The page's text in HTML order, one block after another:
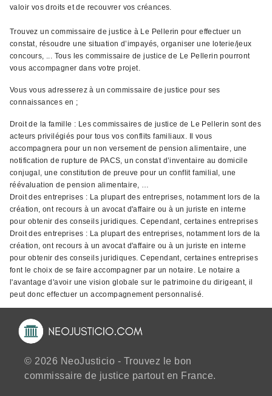
valoir vos droits et de recouvrer vos créances.
Trouvez un commissaire de justice à Le Pellerin pour effectuer un
constat, résoudre une situation d’impayés, organiser une loterie/jeux
concours, ... Tous les commissaire de justice de Le Pellerin pourront
vous accompagner dans votre projet.
Vous vous adresserez à un commissaire de justice pour ses
connaissances en ;
Droit de la famille : Les commissaires de justice de Le Pellerin sont des
acteurs privilégiés pour tous vos conflits familiaux. Il vous
accompagnera pour un non versement de pension alimentaire, une
notification de rupture de PACS, un constat d’inventaire au domicile
conjugal, une constitution de preuve pour un conflit familial, une
réévaluation de pension alimentaire, …
Droit des entreprises : La plupart des entreprises, notamment lors de la
création, ont recours à un avocat d'affaire ou à un juriste en interne
pour obtenir des conseils juridiques. Cependant, certaines entreprises
Droit des entreprises : La plupart des entreprises, notamment lors de la
création, ont recours à un avocat d'affaire ou à un juriste en interne
pour obtenir des conseils juridiques. Cependant, certaines entreprises
font le choix de se faire accompagner par un notaire. Le notaire a
l'avantage d'avoir une vision globale sur le patrimoine du dirigeant, il
peut donc effectuer un accompagnement personnalisé.
© 2026 NeoJusticio - Trouvez le bon
commissaire de justice partout en France.